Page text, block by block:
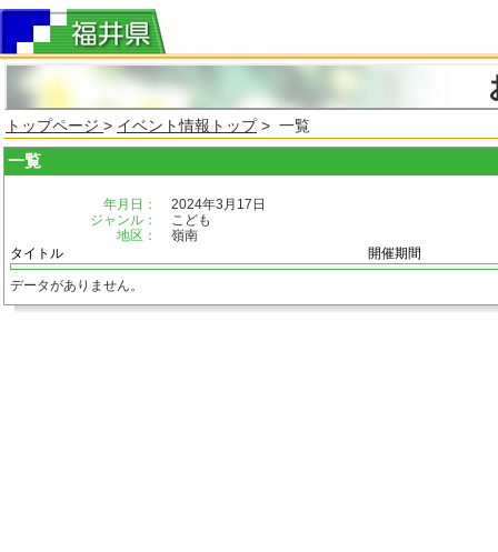
トップページ > イベント情報トップ> 一覧
一覧
年月日：
2024年3月17日
ジャンル：
こども
地区：
嶺南
タイトル
開催期間
データがありません。